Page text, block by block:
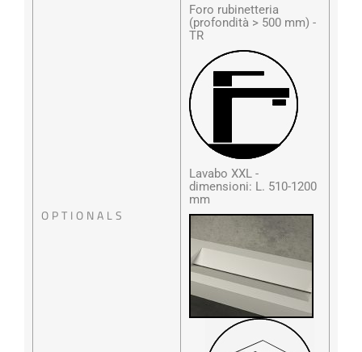
OPTIONALS
Foro rubinetteria
(profondità > 500 mm) -
TR
Lavabo XXL -
dimensioni: L. 510-1200
mm